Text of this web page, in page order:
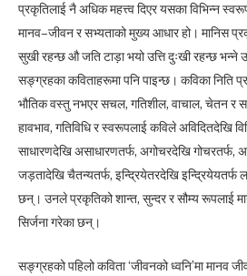
प्रकृतिलाई नै अधिक महत्त्व दिएर यसका विभिन्न
मानव–जीवन र सभ्यताको मुख्य आधार हो। मानिस
सुखी रहन्छ औ जति टाड़ा भयो उत्ति दुःखी रहन्छ
सङ्ग्रहका कविताहरूमा पनि पाइन्छ। कविका
भौतिक वस्तु नभएर सचल, गतिशील, वाचाल, चेतन र
हावभाव, गतिविधि र स्वरूपलाई कविले अविदितदेखि
साधारणदेखि असाधारणतर्फ, अगोचरदेखि गोचरतर्फ,
जड़तादेखि चैतन्यतर्फ, इन्द्रियेतरदेखि इन्द्रियेयतर्फ
छन्। उनले प्रकृतिको शान्त, सुन्दर र सौम्य रूपलाई
सिर्जना गरेका छन्।
सङ्ग्रहको पहिलो कविता ‘जीवनको ध्वनि’मा मानव